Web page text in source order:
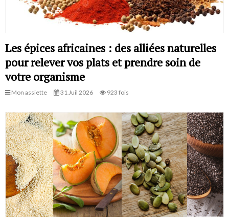
Les épices africaines : des alliées naturelles
pour relever vos plats et prendre soin de
votre organisme
Mon assiette 31 Juil 2026 923 fois